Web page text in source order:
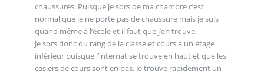
chaussures. Puisque je sors de ma chambre c’est
normal que je ne porte pas de chaussure mais je suis
quand même à l’école et il faut que j’en trouve.
Je sors donc du rang de la classe et cours à un étage
inférieur puisque l’internat se trouve en haut et que les
casiers de cours sont en bas. Je trouve rapidement un